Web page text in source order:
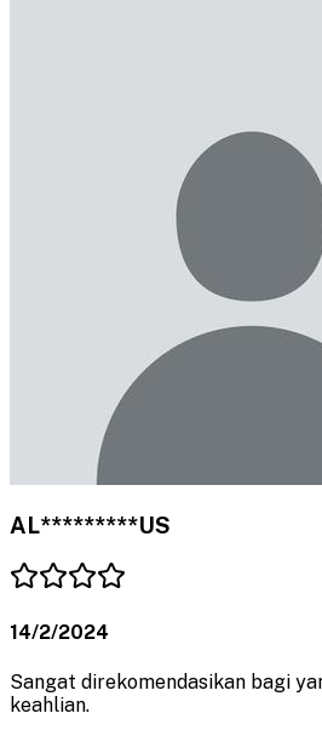
AL*********US
14/2/2024
Sangat direkomendasikan bagi
keahlian.